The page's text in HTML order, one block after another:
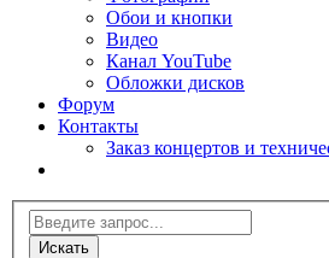
Обои и кнопки
Видео
Канал YouTube
Обложки дисков
Форум
Контакты
Заказ концертов и
Искать